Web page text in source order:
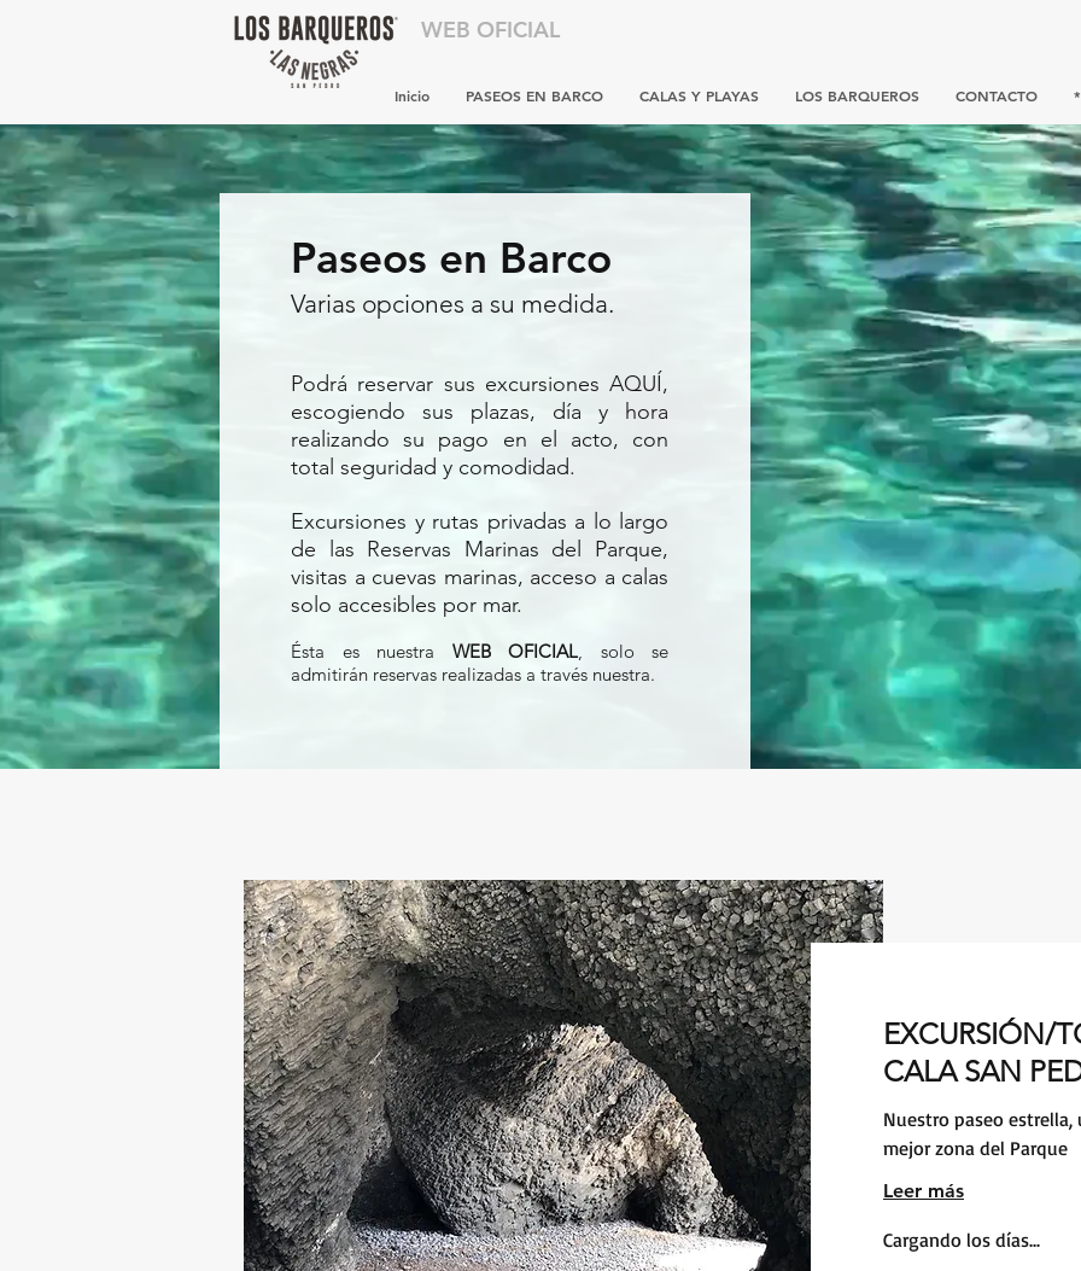
Inicio PASEOS EN BARCO CALAS Y PLAYAS LOS BARQUEROS CONTACTO
WEB OFICIAL
EXCURSIÓN/
CALA SAN
Nuestro paseo
mejor zona del Parque
Leer más
Cargando los días...
Paseos en Barco
Varias opciones a su medida.
Podrá reservar sus excursiones AQUÍ,
escogiendo sus plazas, día y hora
realizando su pago en el acto, con
total seguridad y comodidad.
Excursiones y rutas privadas a lo largo
de las Reservas Marinas del Parque,
visitas a cuevas marinas, acceso a calas
solo accesibles por mar.
​Ésta es nuestra WEB OFICIAL, solo se
admitirán reservas realizadas a través nuestra.